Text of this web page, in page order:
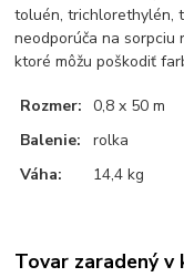
toluén, trichlorethylén,
neodporúča na sorpciu
ktoré môžu poškodiť
Rozmer: 0,8 x 50 m
Balenie:
rolka
Váha:
14,4 kg
Tovar zaradený v